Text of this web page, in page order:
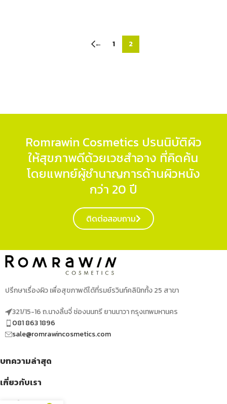
← 1 2
Romrawin Cosmetics ปรนนิบัติผิว
ให้สุขภาพดีด้วยเวชสำอาง ที่คิดค้น
โดยแพทย์ผู้ชำนาญการด้านผิวหนัง
กว่า 20 ปี
ติดต่อสอบถาม
ปรึกษาเรื่องผิว เพื่อสุขภาพดีได้ที่รมย์รวินท์คลินิกทั้ง 25 สาขา
321/15-16 ถ.นางลิ้นจี่ ช่องนนทรี ยานนาวา กรุงเทพมหานคร
081 863 1896
sale@romrawincosmetics.com
บทความล่าสุด
เกี่ยวกับเรา